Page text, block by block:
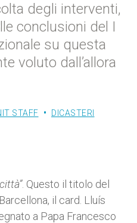
degli interventi,
conclusioni del I
su questa
voluto dall’allora
STAFF DICASTERI
. Questo il titolo del
il card. Lluís
a Papa Francesco